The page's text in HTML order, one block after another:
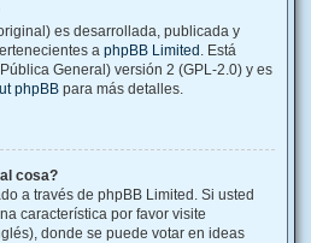
es desarrollada, publicada y
a phpBB Limited . Está
General) versión 2 (GPL-2.0) y es
phpBB para más detalles.
cosa?
a través de phpBB Limited. Si usted
característica por favor visite
donde se puede votar en ideas